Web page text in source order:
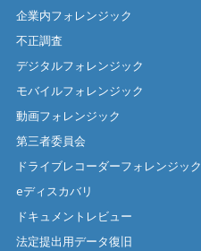
企業内フォレンジック
不正調査
デジタルフォレンジック
モバイルフォレンジック
動画フォレンジック
第三者委員会
ドライブレコーダーフォレンジック
eディスカバリ
ドキュメントレビュー
法定提出用データ復旧